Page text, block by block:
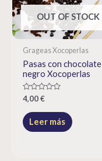
OUT OF STOCK
Grageas Xocoperlas
Pasas con chocolate
negro Xocoperlas
Rated
0
out
of
5
4,00€
Leer más